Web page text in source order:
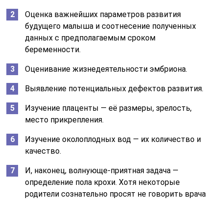
Оценка важнейших параметров развития
будущего малыша и соотнесение полученных
данных с предполагаемым сроком
беременности.
Оценивание жизнедеятельности эмбриона.
Выявление потенциальных дефектов развития.
Изучение плаценты — её размеры, зрелость,
место прикрепления.
Изучение околоплодных вод — их количество и
качество.
И, наконец, волнующе-приятная задача —
определение пола крохи. Хотя некоторые
родители сознательно просят не говорить врача